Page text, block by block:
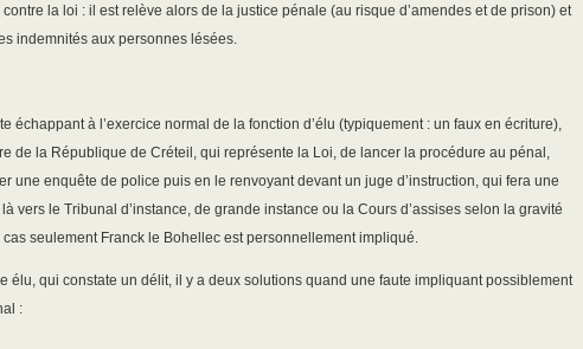
la loi : il est relève alors de la justice pénale (au risque d’amendes et de prison) et
indemnités aux personnes lésées.
échappant à l’exercice normal de la fonction d’élu (typiquement : un faux en écriture),
de la République de Créteil, qui représente la Loi, de lancer la procédure au pénal,
une enquête de police puis en le renvoyant devant un juge d’instruction, qui fera une
vers le Tribunal d’instance, de grande instance ou la Cours d’assises selon la gravité
seulement Franck le Bohellec est personnellement impliqué.
élu, qui constate un délit, il y a deux solutions quand une faute impliquant possiblement
: